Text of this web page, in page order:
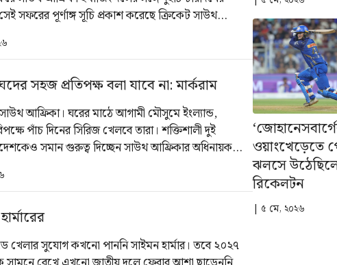
সফরের পূর্ণাঙ্গ সূচি প্রকাশ করেছে ক্রিকেট সাউথ
সহজ প্রতিপক্ষ বলা যাবে না: মার্করাম
আফ্রিকা। ঘরের মাঠে আগামী মৌসুমে ইংল্যান্ড,
পাঁচ দিনের সিরিজ খেলবে তারা। শক্তিশালী দুই
সমান গুরুত্ব দিচ্ছেন সাউথ আফ্রিকার অধিনায়ক
খেলার সুযোগ কখনো পাননি সাইমন হার্মার। তবে ২০২৭
ওয়াংখেড়েতে
ঝলসে
রিকেলটন
| ৫ মে, ২০২৬